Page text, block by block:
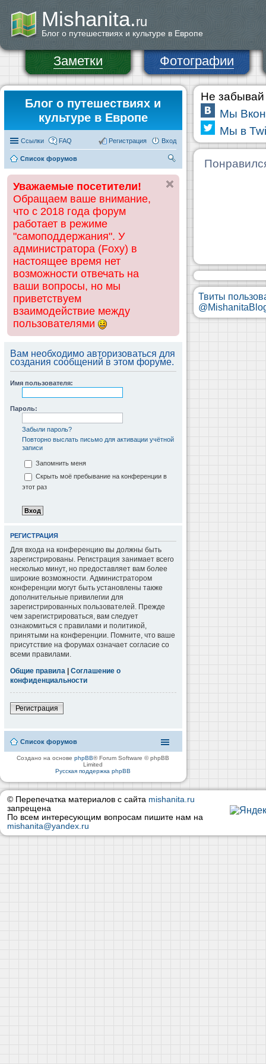
Mishanita.ru
Блог о путешествиях и культуре в Европе
Заметки Фотографии
Блог о путешествиях и
культуре в Европе
Ссылки FAQ Вход
Регистрация
Список форумов
ск
Уважаемые посетители!
Обращаем ваше внимание,
что с 2018 года форум
работает в режиме
"самоподдержания". У
администратора (Foxy) в
настоящее время нет
возможности отвечать на
ваши вопросы, но мы
приветствуем
взаимодействие между
пользователями
Вам необходимо авторизоваться для
создания сообщений в этом форуме.
Имя пользователя:
Пароль:
Забыли пароль?
Повторно выслать письмо для активации учётной
записи
Запомнить меня
Скрыть моё пребывание на конференции в
этот раз
РЕГИСТРАЦИЯ
Для входа на конференцию вы должны быть
зарегистрированы. Регистрация занимает всего
несколько минут, но предоставляет вам более
широкие возможности. Администратором
конференции могут быть установлены также
дополнительные привилегии для
зарегистрированных пользователей. Прежде
чем зарегистрироваться, вам следует
ознакомиться с правилами и политикой,
принятыми на конференции. Помните, что ваше
присутствие на форумах означает согласие со
всеми правилами.
Общие правила | Соглашение о
конфиденциальности
Регистрация
Список форумов
Создано на основеphpBB® Forum Software © phpBB
Limited
Русская поддержка phpBB
Не забывай
Мы
Мы в
Твиты
© Перепечатка материалов с сайта mishanita.ru
запрещена
По всем интересующим вопросам пишите нам на
mishanita@yandex.ru